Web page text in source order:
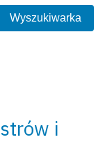
Wyszukiwarka
i